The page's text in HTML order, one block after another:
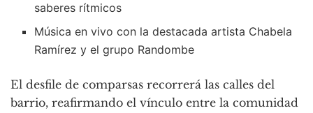
saberes rítmicos
Música en vivo con la destacada artista Chabela
Ramírez y el grupo Randombe
El desfile de comparsas recorrerá las calles del
barrio, reafirmando el vínculo entre la comunidad